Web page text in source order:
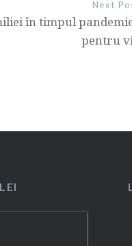
Next
în timpul
pentru